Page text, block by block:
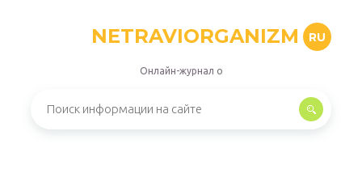
NETRAVIORGANIZM RU
Онлайн-журнал о